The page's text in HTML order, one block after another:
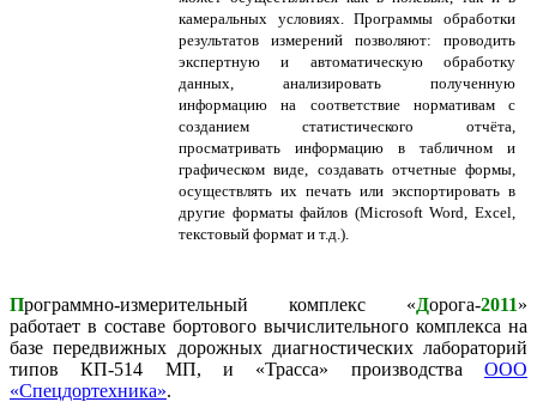
камеральных условиях. Программы обработки
результатов измерений позволяют: проводить
экспертную и автоматическую обработку
данных, анализировать полученную
информацию на соответствие нормативам с
созданием статистического отчёта,
просматривать информацию в табличном и
графическом виде, создавать отчетные формы,
осуществлять их печать или экспортировать в
другие форматы файлов (Microsoft Word, Excel,
текстовый формат и т.д.).
Программно-измерительный комплекс «Дорога-2011»
работает в составе бортового вычислительного комплекса на
базе передвижных дорожных диагностических лабораторий
типов КП-514 МП, и «Трасса» производства ООО
«Спецдортехника».